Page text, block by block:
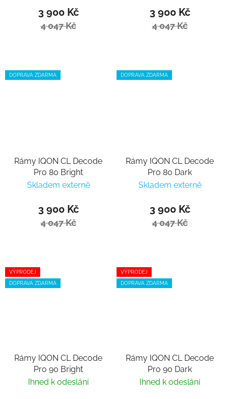
3 900 Kč
4 047 Kč
3 900 Kč
4 047 Kč
DOPRAVA ZDARMA
Rámy IQON CL Decode
Pro 80 Bright
Skladem externě
3 900 Kč
4 047 Kč
DOPRAVA ZDARMA
Rámy IQON CL Decode
Pro 80 Dark
Skladem externě
3 900 Kč
4 047 Kč
VÝPRODEJ
DOPRAVA ZDARMA
Rámy IQON CL Decode
Pro 90 Bright
Ihned k odeslání
VÝPRODEJ
DOPRAVA ZDARMA
Rámy IQON CL Decode
Pro 90 Dark
Ihned k odeslání